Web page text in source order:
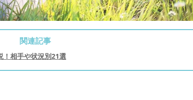
かそう
関連記事
！相手や状況別21選